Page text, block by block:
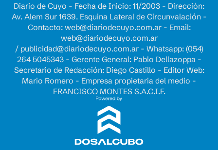
Diario de Cuyo - Fecha de Inicio: 11/2003 - Dirección:
Av. Alem Sur 1639. Esquina Lateral de Circunvalación -
Contacto: web@diariodecuyo.com.ar- Email:
web@diariodecuyo.com.ar
/ publicidad@diariodecuyo.com.ar- Whatsapp: (054)
264 5045343 - Gerente General: Pablo Dellazoppa -
Secretario de Redacción: Diego Castillo - Editor Web:
Mario Romero - Empresa propietaria del medio -
FRANCISCO MONTES S.A.C.I.F.